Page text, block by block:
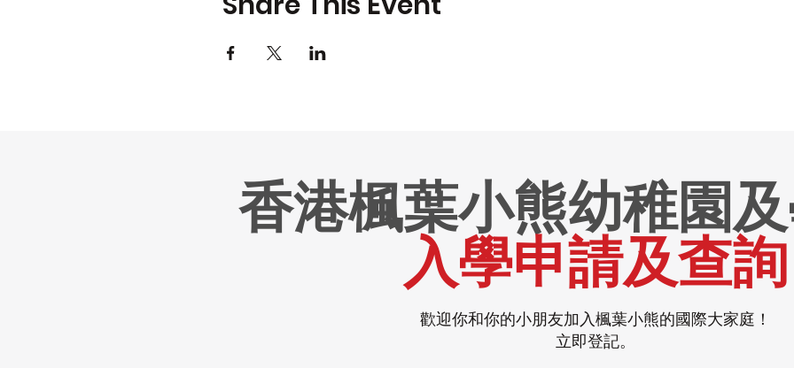
香港楓葉小熊幼稚園
入學申請及查詢
歡迎你和你的小朋友加入楓葉小熊的國際大家庭！
立即登記。